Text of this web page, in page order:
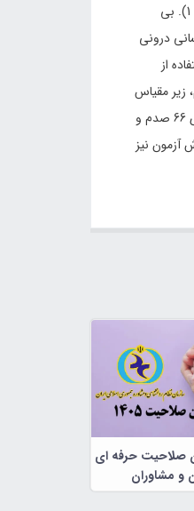
55، 48، 47، 44، 32، 27، 20، 17 و 7) و کارکرد کلی (عبارت های؛ 56، 51، 46، 41، 36، 31، 26، 21، 16، 11، 8، 6 و 1). بی
ابزار را بین 72 صدم تا 83 صدم و همسانی درونی
از
کرده اند؛ زیر مقیاس حل مسأله 72 صدم، زیر مقیاس ارتباط 70 صدم، زیر مقیاس
نقش ها 71 صدم، زیر مقیاس آمیختگی عاطفی 73 صدم، پاسخگویی عاطفی 71 صدم، زیر مقیاس کنترل رفتاری 66 صدم و
60 و حداکثر نمره 240 بوده و خط برش آزمون نیز
صلاحیت حرفه ای
و مشاوران